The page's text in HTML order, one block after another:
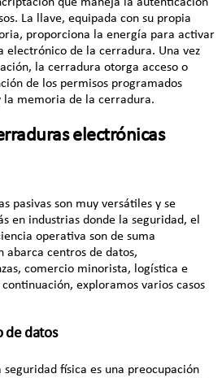
La llave, equipada con su propia
proporciona la energía para activar
electrónico de la cerradura. Una vez
la cerradura otorga acceso o
de los permisos programados
la memoria de la cerradura.
electrónicas
pasivas son muy versátiles y se
en industrias donde la seguridad, el
operativa son de suma
abarca centros de datos,
comercio minorista, logística e
exploramos varios casos
de datos
seguridad física es una preocupación